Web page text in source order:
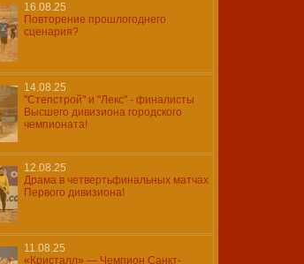
16.08.25
Повторение прошлогоднего
сценария?
14.08.25
"Степстрой" и "Лекс" - финалисты
Высшего дивизиона городского
чемпионата!
12.08.25
Драма в четвертьфинальных матчах
Первого дивизиона!
11.08.25
«Кристалл» — Чемпион Санкт-